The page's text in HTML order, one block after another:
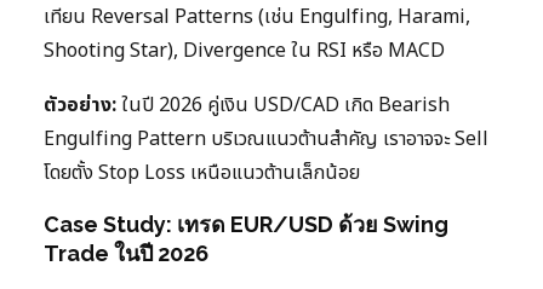
เทียน Reversal Patterns (เช่น Engulfing, Harami,
Shooting Star), Divergence ใน RSI หรือ MACD
ตัวอย่าง:ในปี 2026 คู่เงิน USD/CAD เกิด Bearish
Engulfing Pattern บริเวณแนวต้านสำคัญ เราอาจจะ Sell
โดยตั้ง Stop Loss เหนือแนวต้านเล็กน้อย
Case Study: เทรด EUR/USD ด้วย Swing
Trade ในปี 2026